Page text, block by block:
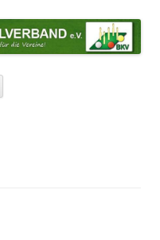
Zum Inhalt springen